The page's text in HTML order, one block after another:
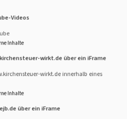
im Dekanat. Sollten Sie
wollen, so finden Sie
über folgende
finden / hinschauen – helfen –
Videos
Inhalte
wirkt.de über ein iFrame
wirkt.de innerhalb eines
Inhalte
über ein iFrame